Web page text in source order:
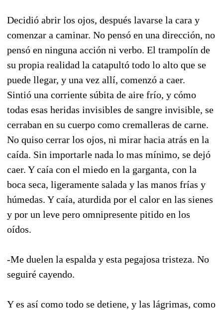
Decidió abrir los ojos, después lavarse la cara y
comenzar a caminar. No pensó en una dirección, no
pensó en ninguna acción ni verbo. El trampolín de
su propia realidad la catapultó todo lo alto que se
puede llegar, y una vez allí, comenzó a caer.
Sintió una corriente súbita de aire frío, y cómo
todas esas heridas invisibles de sangre invisible, se
cerraban en su cuerpo como cremalleras de carne.
No quiso cerrar los ojos, ni mirar hacia atrás en la
caída. Sin importarle nada lo mas mínimo, se dejó
caer. Y caía con el miedo en la garganta, con la
boca seca, ligeramente salada y las manos frías y
húmedas. Y caía, aturdida por el calor en las sienes
y por un leve pero omnipresente pitido en los
oídos.
-Me duelen la espalda y esta pegajosa tristeza. No
seguiré cayendo.
Y es así como todo se detiene, y las lágrimas, como